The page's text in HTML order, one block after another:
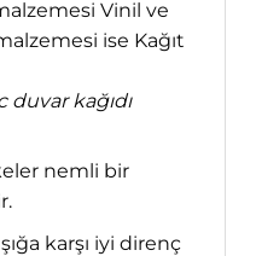
Vinil ve
ise Kağıt
duvar kağıdı
nemli bir
karşı iyi direnç